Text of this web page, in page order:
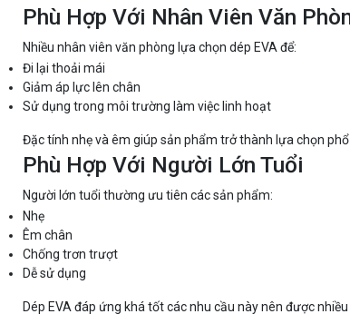
Phù Hợp Với Nhân Viên Văn
Nhiều nhân viên văn phòng lựa chọn dép EVA để:
Đi lại thoải mái
Giảm áp lực lên chân
Sử dụng trong môi trường làm việc linh hoạt
Đặc tính nhẹ và êm giúp sản phẩm trở thành lựa chọn
Phù Hợp Với Người Lớn Tuổi
Người lớn tuổi thường ưu tiên các sản phẩm:
Nhẹ
Êm chân
Chống trơn trượt
Dễ sử dụng
Dép EVA đáp ứng khá tốt các nhu cầu này nên được